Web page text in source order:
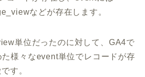
などが存在します。
単位だったのに対して、GA4で
様々なevent単位でレコードが存
す。